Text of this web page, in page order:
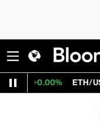
ETH/USD 1,912.068